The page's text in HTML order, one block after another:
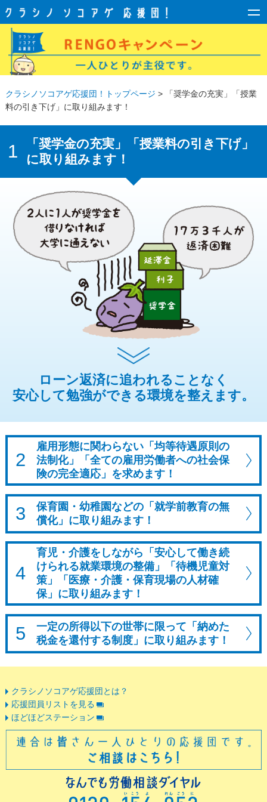
クラシノソコアゲ応援団！トップページ > 「奨学金の充実」「授業
料の引き下げ」に取り組みます！
1
「奨学金の充実」「授業料の引き下げ」
に取り組みます！
ローン返済に追われることなく
安心して勉強ができる環境を整えます。
2
雇用形態に関わらない「均等待遇原則の
法制化」
「全ての雇用労働者への社会保
険の完全適応」を求めます！
3
保育園・幼稚園などの「就学前教育の無
償化」に取り組みます！
4
育児・介護をしながら「安心して働き続
けられる就業環境の整備」
「待機児童対
策」「医療・介護・保育現場の人材確
保」に取り組みます！
5 一定の所得以下の世帯に限って 「納めた
税金を還付する制度」に取り組みます！
クラシノソコアゲ応援団とは？
応援団員リストを見る
ほどほどステーション